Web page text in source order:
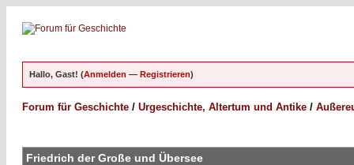
Hallo, Gast! (Anmelden — Registrieren)
Forum für Geschichte / Urgeschichte, Altertum und Antike /
Friedrich der Große und Übersee